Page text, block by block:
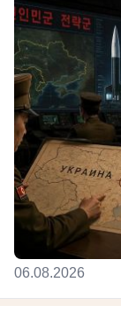
06.08.2026